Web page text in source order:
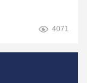
4071